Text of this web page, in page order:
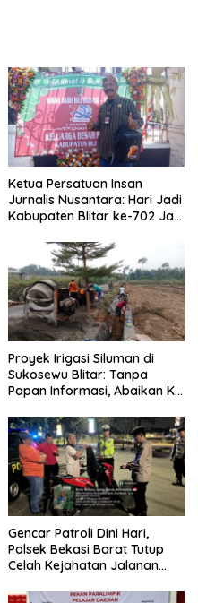
Ketua Persatuan Insan
Jurnalis Nusantara: Hari Jadi
Kabupaten Blitar ke-702 Jadi
Pembangunan
Proyek Irigasi Siluman di
Sukosewu Blitar: Tanpa
Papan Informasi, Abaikan K3,
Tanggung Jawab
Gencar Patroli Dini Hari,
Polsek Bekasi Barat Tutup
Celah Kejahatan Jalanan